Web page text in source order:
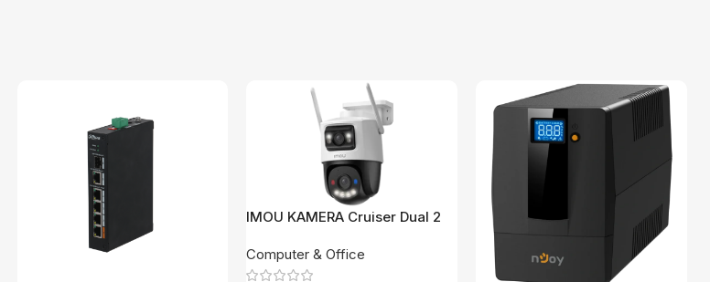
IMOU KAMERA Cruiser Dual 2
S7XFP-8U0WED
Computer & Office